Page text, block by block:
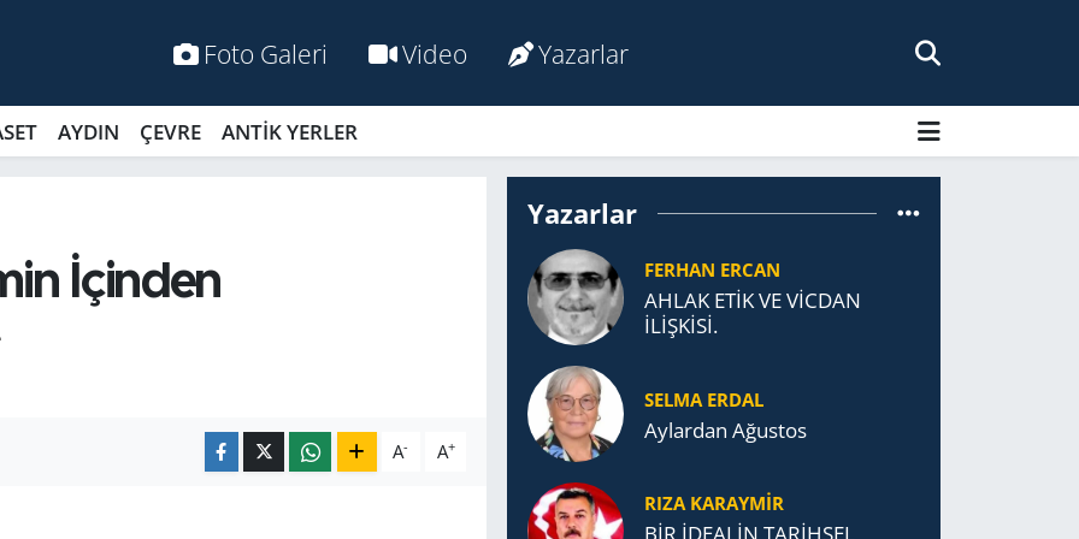
Foto Galeri Video Yazarlar
AYDIN ÇEVRE ANTİK YERLER
İçinden
A- A+
Yazarlar
FERHAN ERCAN
AHLAK ETİK VE VİCDAN
İLİŞKİSİ.
SELMA ERDAL
Aylardan Ağustos
RIZA KARAYMIR